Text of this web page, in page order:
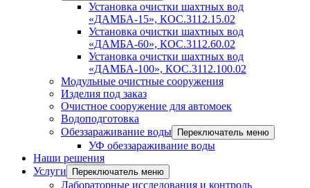
Установка очистки шахтных вод
«ДАМБА-15», КОС.3112.15.02
Установка очистки шахтных вод
«ДАМБА-60», КОС.3112.60.02
Установка очистки шахтных вод
«ДАМБА-100», КОС.3112.100.02
Модульные очистные сооружения
Изделия под заказ
Очистное сооружение для автомоек
Водоподготовка
Обеззараживание воды
Переключатель меню
УФ обеззараживание воды
Наши решения
Услуги
Переключатель меню
Лабораторные исследования и контроль